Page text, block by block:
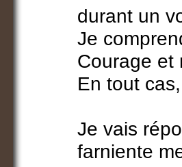
durant un
Je
Courage et
En tout
Je vais
farniente